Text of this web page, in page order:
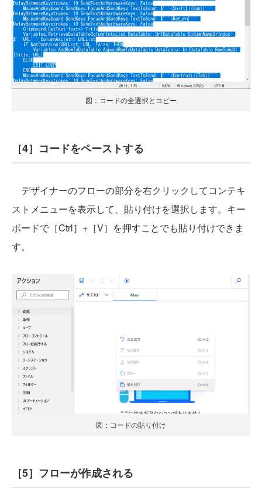
図：コードの全選択とコピー
［4］コードをペーストする
デザイナーのフローの部分を右クリックしてコンテキ
ストメニューを表示して、貼り付けを選択します。キー
ボードで［Ctrl］+［V］を押すことでも貼り付けできま
す。
図：コードの貼り付け
［5］フローが作成される